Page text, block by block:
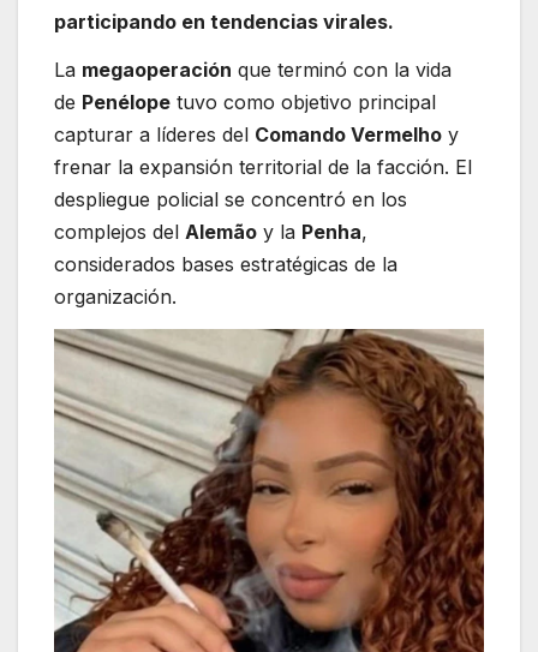
participando en tendencias virales.
La megaoperación que terminó con la vida
de Penélope tuvo como objetivo principal
capturar a líderes del Comando Vermelho y
frenar la expansión territorial de la facción. El
despliegue policial se concentró en los
complejos del Alemão y la Penha,
considerados bases estratégicas de la
organización.